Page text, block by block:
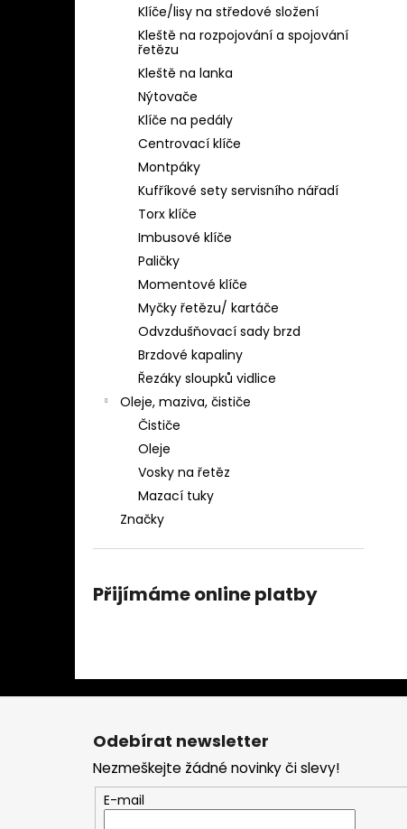
Klíče/lisy na středové složení
Kleště na rozpojování a spojování
řetězu
Kleště na lanka
Nýtovače
Klíče na pedály
Centrovací klíče
Montpáky
Kufříkové sety servisního nářadí
Torx klíče
Imbusové klíče
Paličky
Momentové klíče
Myčky řetězu/ kartáče
Odvzdušňovací sady brzd
Brzdové kapaliny
Řezáky sloupků vidlice
Oleje, maziva, čističe
Čističe
Oleje
Vosky na řetěz
Mazací tuky
Značky
Přijímáme online platby
Z
Odebírat newsletter
Nezmeškejte žádné novinky či slevy!
E-mail